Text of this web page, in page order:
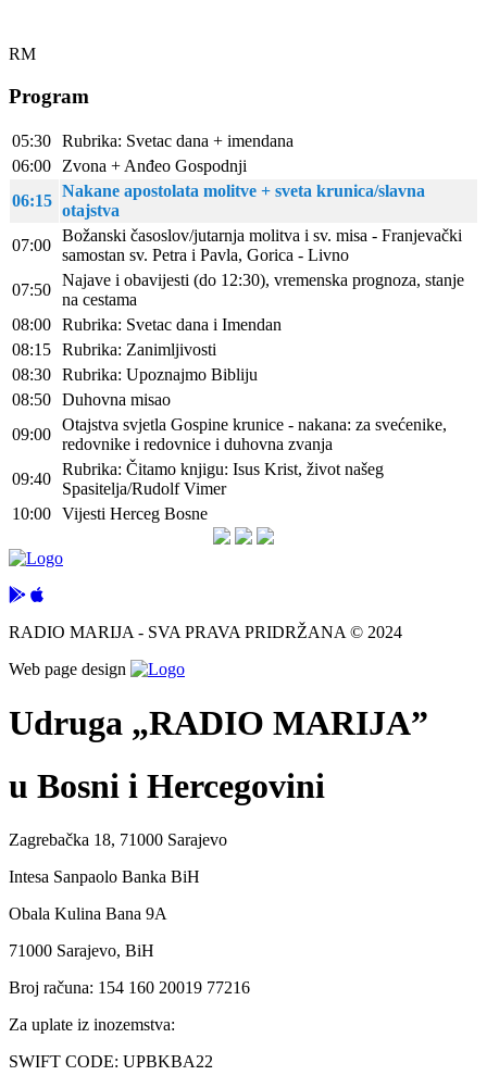
RM
Program
05:30 Rubrika: Svetac dana + imendana
06:00
Zvona + Anđeo Gospodnji
06:15
Nakane apostolata molitve + sveta krunica/slavna
otajstva
07:00
Božanski časoslov/jutarnja molitva i sv. misa - Franjevački
samostan sv. Petra i Pavla, Gorica - Livno
07:50
Najave i obavijesti (do 12:30), vremenska prognoza, stanje
na cestama
08:00 Rubrika: Svetac dana i Imendan
08:15 Rubrika: Zanimljivosti
08:30 Rubrika: Upoznajmo Bibliju
08:50 Duhovna misao
09:00
Otajstva svjetla Gospine krunice - nakana: za svećenike,
redovnike i redovnice i duhovna zvanja
09:40
Rubrika: Čitamo knjigu: Isus Krist, život našeg
Spasitelja/Rudolf Vimer
10:00 Vijesti Herceg Bosne
RADIO MARIJA - SVA PRAVA PRIDRŽANA © 2024
Web page design
Udruga „RADIO MARIJA”
u Bosni i Hercegovini
Zagrebačka 18, 71000 Sarajevo
Intesa Sanpaolo Banka BiH
Obala Kulina Bana 9A
71000 Sarajevo, BiH
Broj računa: 154 160 20019 77216
Za uplate iz inozemstva:
SWIFT CODE: UPBKBA22